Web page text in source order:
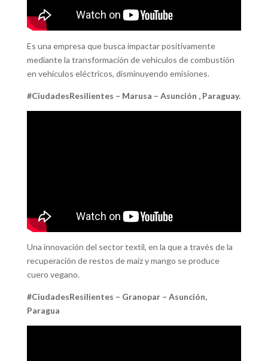
Es una empresa que busca impactar positivamente
mediante la transformación de vehículos de combustión
en vehículos eléctricos, disminuyendo emisiones.
#CiudadesResilientes – Marusa – Asunción , Paraguay.
Una innovación del sector textil, en la que a través de la
recuperación de restos de maíz y mango se produce
cuero vegano.
#CiudadesResilientes – Granopar – Asunción,
Paragua